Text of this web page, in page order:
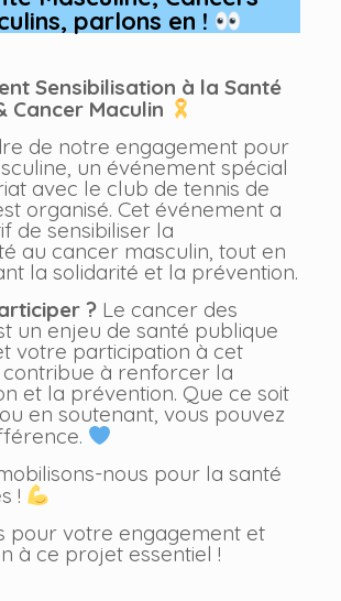
parlons en !
Sensibilisation à la Santé
Cancer Maculin
de notre engagement pour
un événement spécial
avec le club de tennis de
organisé. Cet événement a
de sensibiliser la
au cancer masculin, tout en
la solidarité et la prévention.
?Le cancer des
un enjeu de santé publique
votre participation à cet
à renforcer la
et la prévention. Que ce soit
en soutenant, vous pouvez
nous pour la santé
!
pour votre engagement et
à ce projet essentiel !